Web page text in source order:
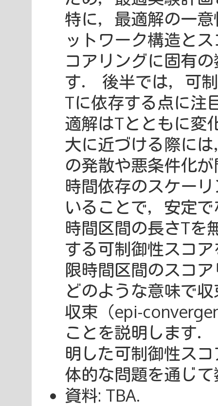
特に，最適解の一
ットワーク構造と
コアリングに固有
す． 後半では，可
Tに依存する点に注
適解はTとともに変
大に近づける際に
の発散や悪条件化
時間依存のスケー
いることで，安定
時間区間の長さTを
する可制御性スコ
限時間区間のスコ
どのような意味で
収束（epi-
ことを説明します
明した可制御性ス
体的な問題を通じ
資料: TBA.